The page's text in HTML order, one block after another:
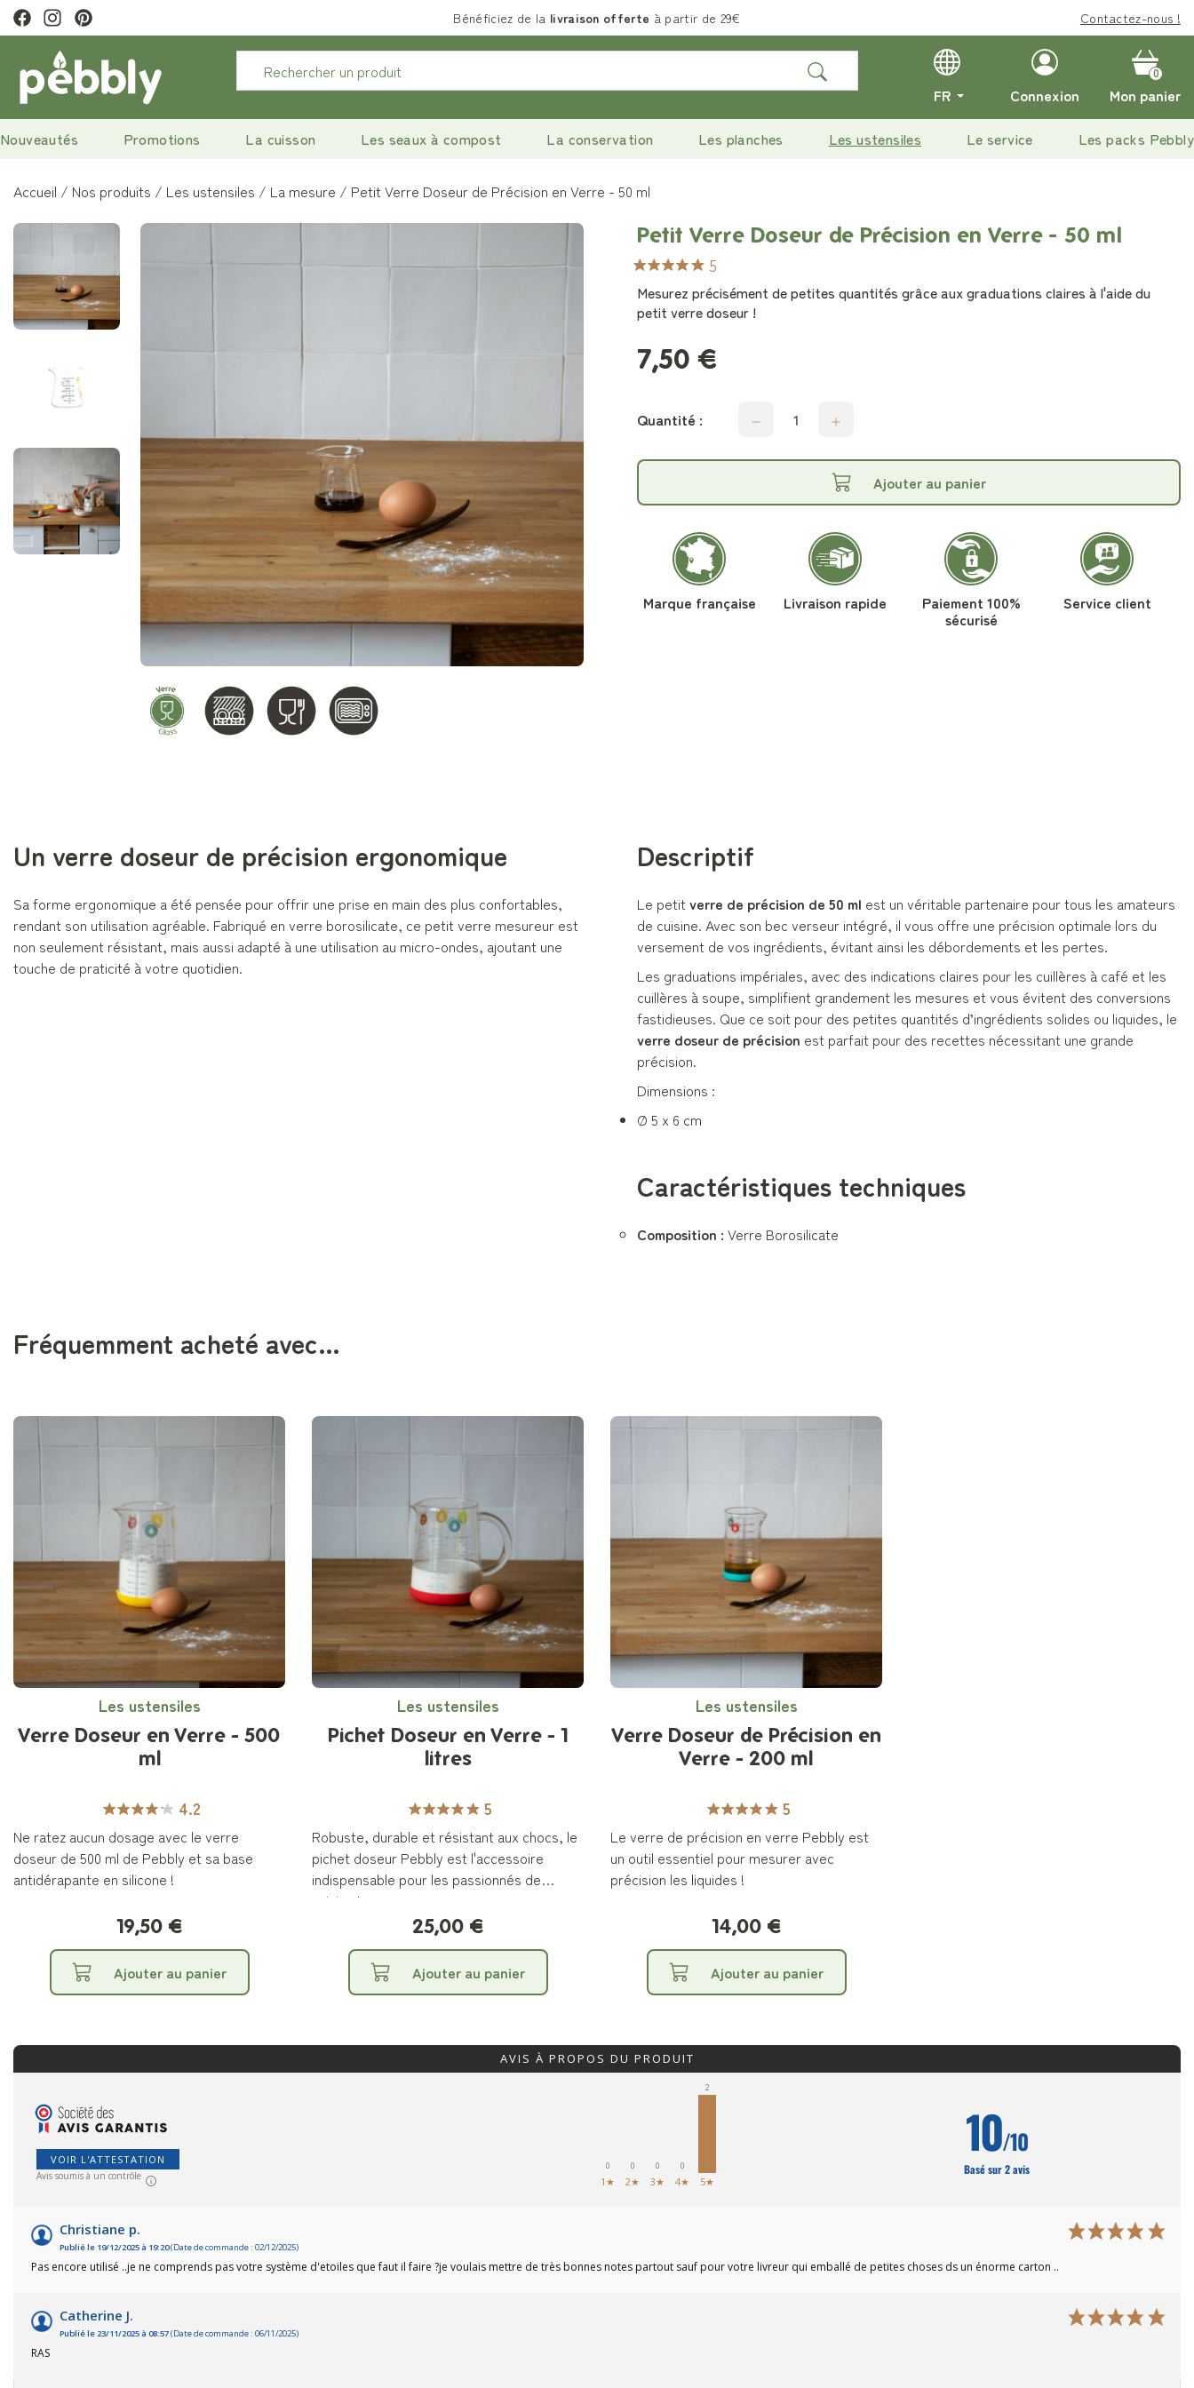
pour profiter de 10% de remise. Bénéficiez de la livraison offerte à partir de 29€ Contactez-nous !
FR Connexion Mon panier
0
Nouveautés Promotions La cuisson Les seaux à compost La conservation Les planches Les ustensiles Le service Les packs Pebbly
Accueil Nos produits Les ustensiles La mesure Petit Verre Doseur de Précision en Verre - 50 ml
Petit Verre Doseur de Précision en Verre - 50 ml
5
Mesurez précisément de petites quantités grâce aux graduations claires à l'aide du
petit verre doseur !
7,50 €
Quantité :
Ajouter au panier
Marque française Livraison rapide Paiement 100%
sécurisé
Service client
Un verre doseur de précision ergonomique
Sa forme ergonomique a été pensée pour offrir une prise en main des plus confortables,
rendant son utilisation agréable. Fabriqué en verre borosilicate, ce petit verre mesureur est
non seulement résistant, mais aussi adapté à une utilisation au micro-ondes, ajoutant une
touche de praticité à votre quotidien.
Descriptif
Le petitverre de précision de 50 ml est un véritable partenaire pour tous les amateurs
de cuisine. Avec son bec verseur intégré, il vous offre une précision optimale lors du
versement de vos ingrédients, évitant ainsi les débordements et les pertes.
Les graduations impériales, avec des indications claires pour les cuillères à café et les
cuillères à soupe, simplifient grandement les mesures et vous évitent des conversions
fastidieuses. Que ce soit pour des petites quantités d’ingrédients solides ou liquides, le
verre doseur de précision est parfait pour des recettes nécessitant une grande
précision.
Dimensions :
Ø 5 x 6 cm
Caractéristiques techniques
Composition : Verre Borosilicate
Fréquemment acheté avec…
Les ustensiles
Verre Doseur en Verre - 500
ml
4.2
Ne ratez aucun dosage avec le verre
doseur de 500 ml de Pebbly et sa base
antidérapante en silicone !
19,50 €
Ajouter au panier
Les ustensiles
Pichet Doseur en Verre - 1
litres
5
Robuste, durable et résistant aux chocs, le
pichet doseur Pebbly est l'accessoire
indispensable pour les passionnés de
cuisine !
25,00 €
Ajouter au panier
Les ustensiles
Verre Doseur de Précision en
Verre - 200 ml
5
Le verre de précision en verre Pebbly est
un outil essentiel pour mesurer avec
précision les liquides !
14,00 €
Ajouter au panier
AVIS À PROPOS DU PRODUIT
VOIR L'ATTESTATION
Avis soumis à un contrôle
0
1★
0
2★
0
3★
0
4★
2
5★
10/10
Basé sur 2 avis
Christiane p.
Publié le 19/12/2025 à 19:20(Date de commande : 02/12/2025)
Pas encore utilisé ..je ne comprends pas votre système d'etoiles que faut il faire ?je voulais mettre de très bonnes notes partout sauf pour votre livreur qui emballé de petites choses ds un énorme carton ..
Catherine J.
Publié le 23/11/2025 à 08:57(Date de commande : 06/11/2025)
RAS